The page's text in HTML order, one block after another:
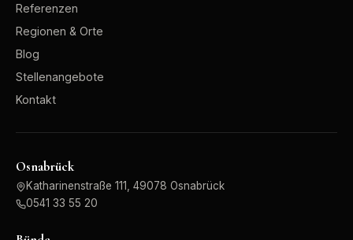
Referenzen
Regionen & Orte
Blog
Stellenangebote
Kontakt
Osnabrück
Katharinenstraße 111, 49078 Osnabrück
0541 33 55 20